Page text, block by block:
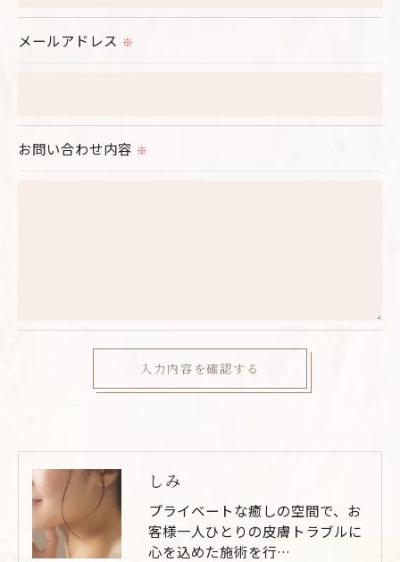
当社では、お客様の個人情報の開示･訂正･削除・利
す。
個人情報の開示･訂正･削除・利用停止の具体的手続
きにつきましては、お電話でお問合せ下さい。
メールアドレス ※
お問い合わせ内容 ※
しみ
プライベートな癒しの空間で、お
客様一人ひとりの皮膚トラブルに
心を込めた施術を行…